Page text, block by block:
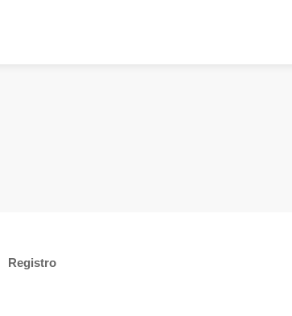
Registro